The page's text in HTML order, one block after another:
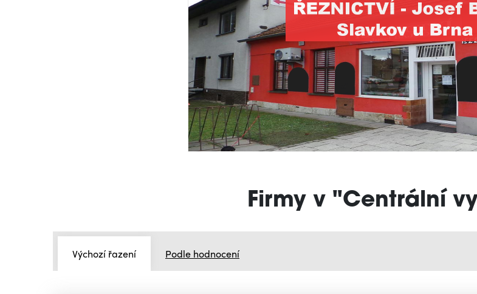
Firmy v "Centrální
Výchozí řazení Podle hodnocení